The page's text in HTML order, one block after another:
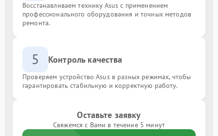
Восстанавливаем технику Asus с применением
профессионального оборудования и точных методов
ремонта.
5 Контроль качества
Проверяем устройство Asus в разных режимах, чтобы
гарантировать стабильную и корректную работу.
Оставьте заявку
Свяжемся с Вами в течение 5 минут